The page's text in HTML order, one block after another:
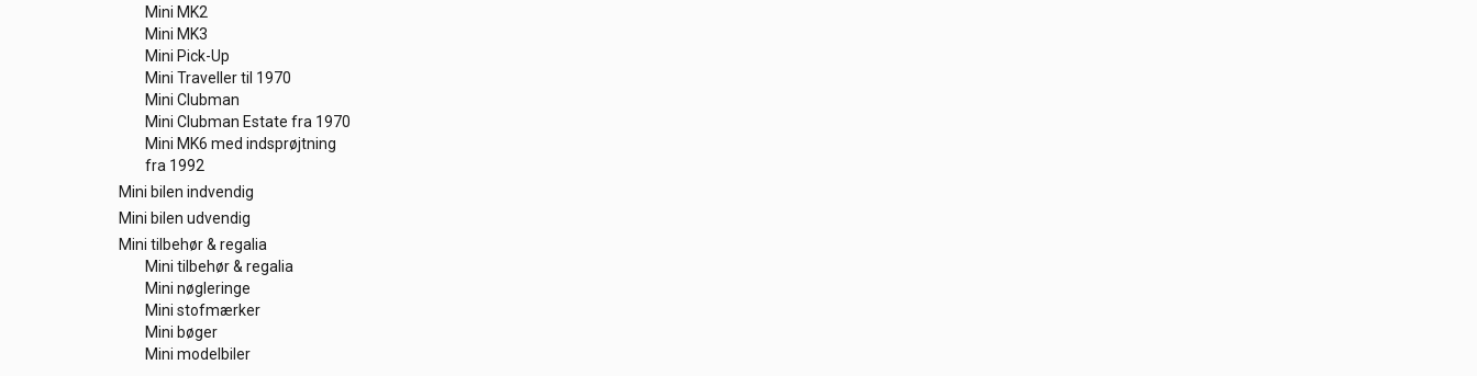
Mini MK2
Mini MK3
Mini Pick-Up
Mini Traveller til 1970
Mini Clubman
Mini Clubman Estate fra 1970
Mini MK6 med indsprøjtning
fra 1992
Mini bilen indvendig
Mini bilen udvendig
Mini tilbehør & regalia
Mini tilbehør & regalia
Mini nøgleringe
Mini stofmærker
Mini bøger
Mini modelbiler